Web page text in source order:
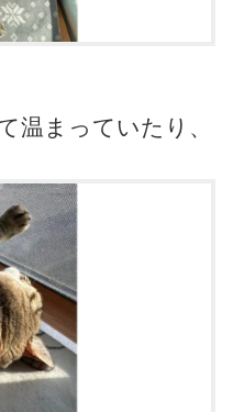
温まっていたり、